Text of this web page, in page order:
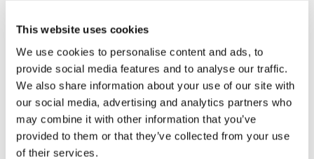
This website uses cookies
We use cookies to personalise content and ads, to
provide social media features and to analyse our traffic.
We also share information about your use of our site with
our social media, advertising and analytics partners who
may combine it with other information that you’ve
provided to them or that they’ve collected from your use
of their services.
Lapsi alle 7 v.
11 saunomiskerran kortti
3kk kortti - M / N
275€ / 115€
Vuosikortti - M / N
695€ / 275€
käynnistämiseen ja vahvistamiseen.
Projektikoordinaattorin tehtäviin kuuluu Saunaringin
toimijoiden kontaktointi, saunakulttuuriin liittyvän
tiedon kerääminen, Saunaringin toiminnan
organisointi löyhästä yhteisöstä aktiiviseksi
toimijaksi sekä tarvittavien rakenteiden
pystyttäminen Saunaringin toiminnan jatkolle.